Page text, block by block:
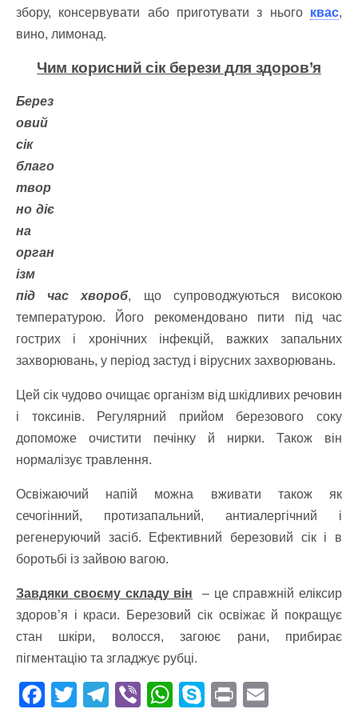
збору, консервувати або приготувати з нього квас,
вино, лимонад.
Чим корисний сік берези для здоров’я
Берез
овий
сік
благо
твор
но діє
на
орган
ізм
під час хвороб, що супроводжуються високою
температурою. Його рекомендовано пити під час
гострих і хронічних інфекцій, важких запальних
захворювань, у період застуд і вірусних захворювань.
Цей сік чудово очищає організм від шкідливих речовин
і токсинів. Регулярний прийом березового соку
допоможе очистити печінку й нирки. Також він
нормалізує травлення.
Освіжаючий напій можна вживати також як
сечогінний, протизапальний, антиалергічний і
регенеруючий засіб. Ефективний березовий сік і в
боротьбі із зайвою вагою.
Завдяки своєму складу він – це справжній еліксир
здоров’я і краси. Березовий сік освіжає й покращує
стан шкіри, волосся, загоює рани, прибирає
пігментацію та згладжує рубці.
F T T Vi W S Pr